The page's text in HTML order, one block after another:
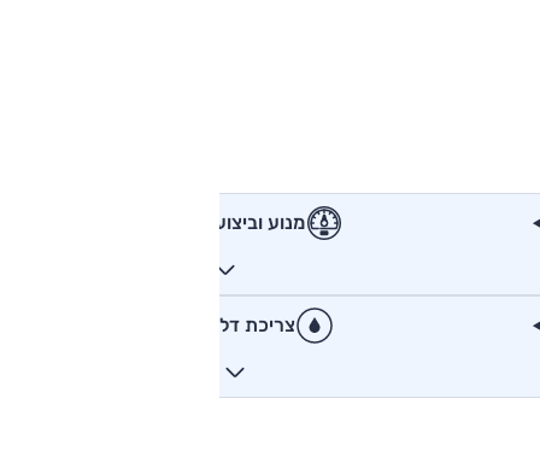
מנוע וביצועים
צריכת דלק